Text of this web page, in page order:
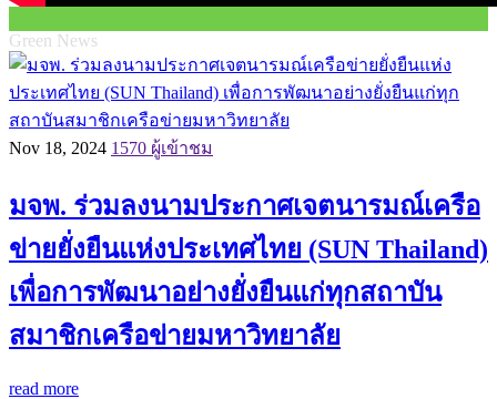
Green News
Nov 18, 2024 1570 ผู้เข้าชม
มจพ. ร่วมลงนามประกาศเจตนารมณ์เครือ
ข่ายยั่งยืนแห่งประเทศไทย (SUN Thailand)
เพื่อการพัฒนาอย่างยั่งยืนแก่ทุกสถาบัน
สมาชิกเครือข่ายมหาวิทยาลัย
read more